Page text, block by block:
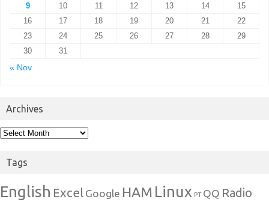
9
10 11 12 13 14
15
16
17 18 19 20 21
22
23
24 25 26 27 28
29
30
31
« Nov
Archives
Archives
Tags
English Excel Google HAM Linux PT QQ Radio